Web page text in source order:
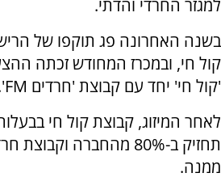
למגזר החרדי והדתי.
בשנה האחרונה פג תוקפו של
קול חי, ובמכרז המחודש זכתה
'קול חי' יחד עם קבוצת 'חרדים FM'.
לאחר המיזוג, קבוצת קול חי
ממנה.